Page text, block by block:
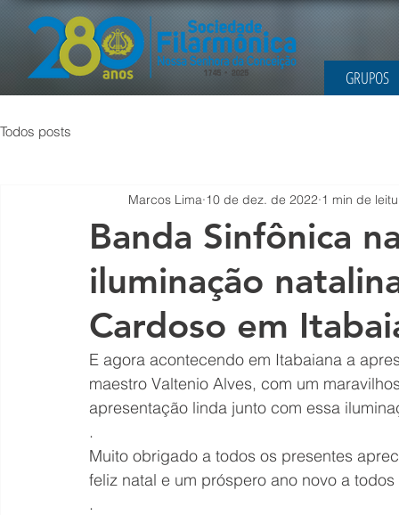
GRUPOS
Todos posts
Banda Sinfônica
iluminação
Cardoso em
Marcos Lima 10 de dez. de 2022 1 min de
E agora acontecendo em Itabaiana a
maestro Valtenio Alves, com um
apresentação linda junto com essa
.
Muito obrigado a todos os presentes
feliz natal e um próspero ano novo a todos
.